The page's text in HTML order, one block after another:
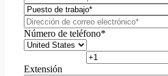
Número de teléfono*
Extensión